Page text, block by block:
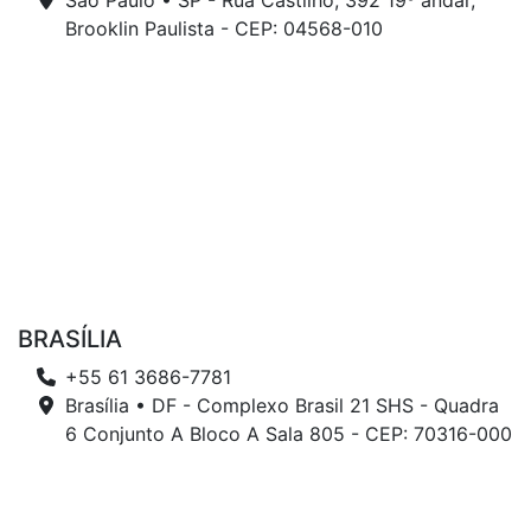
Brooklin Paulista - CEP: 04568-010
BRASÍLIA
+55 61 3686-7781
Brasília • DF - Complexo Brasil 21 SHS - Quadra
6 Conjunto A Bloco A Sala 805 - CEP: 70316-000